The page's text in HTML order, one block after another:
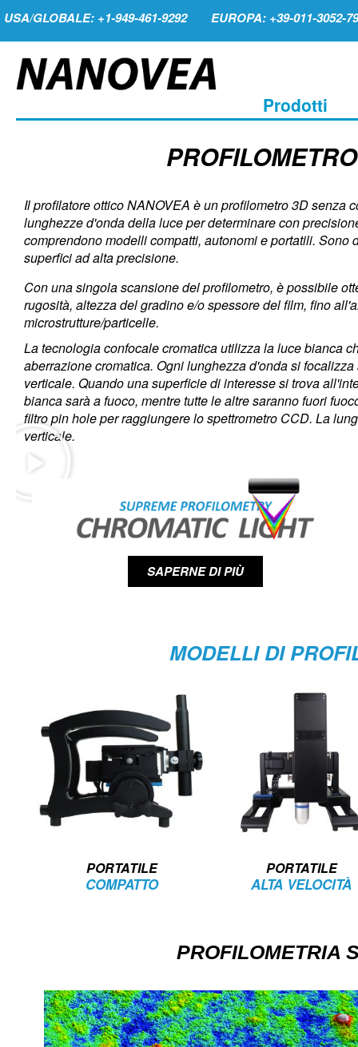
USA/GLOBALE: +1-949-461-9292 EUROPA: +39-011-3052-
Prodotti
Il profilatore ottico NANOVEA è un profilometro 3D senza
lunghezze d'onda della luce per determinare con
comprendono modelli compatti, autonomi e portatili.
superfici ad alta precisione.
Con una singola scansione del profilometro, è possibile
rugosità, altezza del gradino e/o spessore del film, fino
microstrutture/particelle.
La tecnologia confocale cromatica utilizza la luce bianca
aberrazione cromatica. Ogni lunghezza d'onda si
verticale. Quando una superficie di interesse si trova
bianca sarà a fuoco, mentre tutte le altre saranno fuori
filtro pin hole per raggiungere lo spettrometro CCD. La
verticale.
SAPERNE DI PIÙ
MODELLI DI
PORTATILE
COMPATTO
PORTATILE
ALTA VELOCITÀ
PROFILOMETRIA